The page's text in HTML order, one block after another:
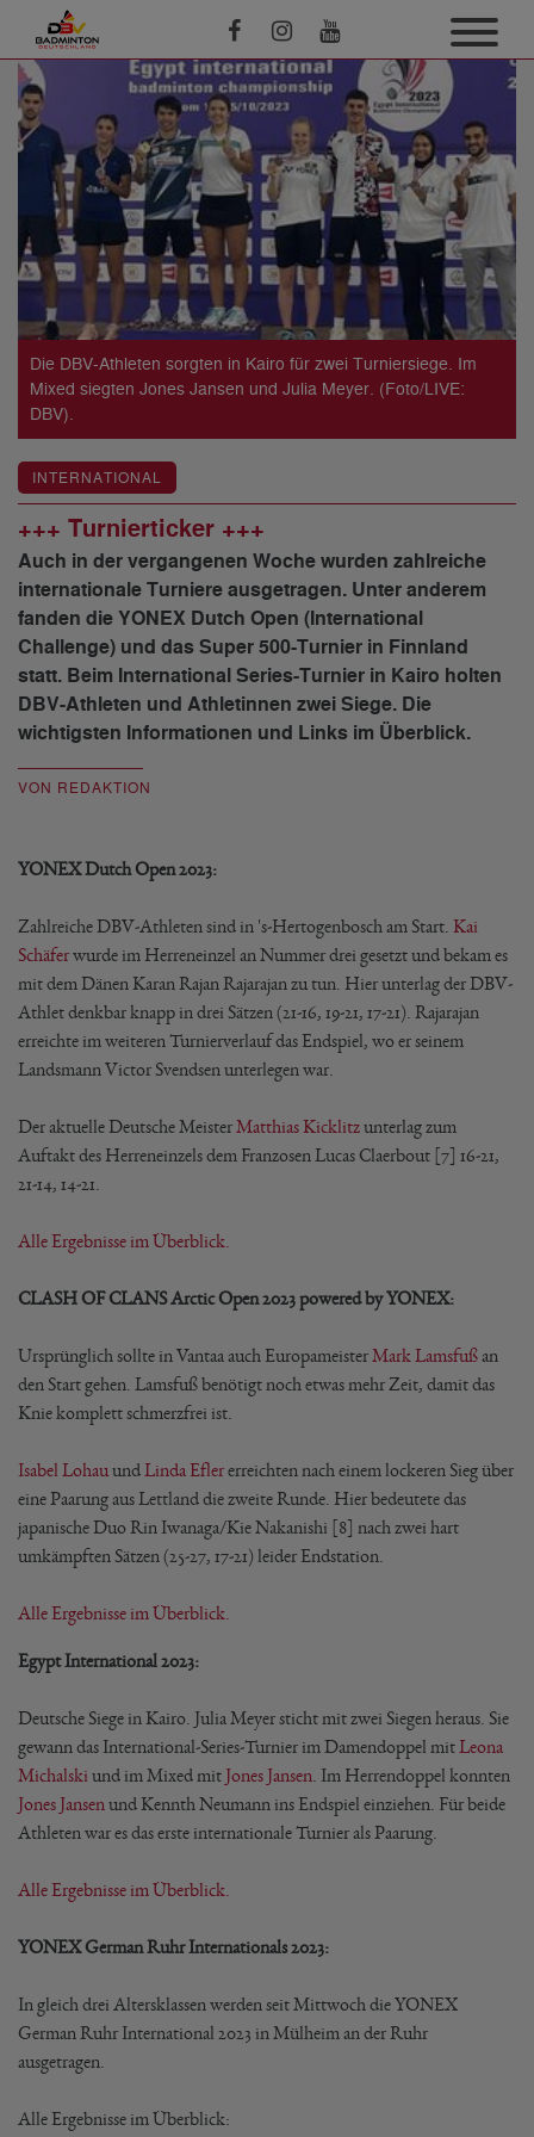
Die DBV-Athleten sorgten in Kairo für zwei Turniersiege. Im
Mixed siegten Jones Jansen und Julia Meyer. (Foto/LIVE:
DBV).
INTERNATIONAL
+++ Turnierticker +++
Auch in der vergangenen Woche wurden zahlreiche
internationale Turniere ausgetragen. Unter anderem
fanden die YONEX Dutch Open (International
Challenge) und das Super 500-Turnier in Finnland
statt. Beim International Series-Turnier in Kairo holten
DBV-Athleten und Athletinnen zwei Siege. Die
wichtigsten Informationen und Links im Überblick.
VON REDAKTION
YONEX Dutch Open 2023:
Zahlreiche DBV-Athleten sind in 's-Hertogenbosch am Start. Kai
Schäferwurde im Herreneinzel an Nummer drei gesetzt und bekam es
mit dem Dänen Karan Rajan Rajarajan zu tun. Hier unterlag der DBV-
Athlet denkbar knapp in drei Sätzen (21-16, 19-21, 17-21). Rajarajan
erreichte im weiteren Turnierverlauf das Endspiel, wo er seinem
Landsmann Victor Svendsen unterlegen war.
Der aktuelle Deutsche MeisterMatthias Kicklitzunterlag zum
Auftakt des Herreneinzels dem Franzosen Lucas Claerbout [7] 16-21,
21-14, 14-21.
Alle Ergebnisse im Überblick.
CLASH OF CLANS Arctic Open 2023 powered by YONEX:
Ursprünglich sollte in Vantaa auch EuropameisterMark Lamsfußan
den Start gehen. Lamsfuß benötigt noch etwas mehr Zeit, damit das
Knie komplett schmerzfrei ist.
Isabel Lohau und Linda Eflererreichten nach einem lockeren Sieg über
eine Paarung aus Lettland die zweite Runde. Hier bedeutete das
japanische Duo Rin Iwanaga/Kie Nakanishi [8] nach zwei hart
umkämpften Sätzen (25-27, 17-21) leider Endstation.
Alle Ergebnisse im Überblick.
Egypt International 2023:
Deutsche Siege in Kairo. Julia Meyer sticht mit zwei Siegen heraus. Sie
gewann das International-Series-Turnier im Damendoppel mit Leona
Michalski und im Mixed mit Jones Jansen . Im Herrendoppel konnten
Jones Jansen und Kennth Neumann ins Endspiel einziehen. Für beide
Athleten war es das erste internationale Turnier als Paarung.
Alle Ergebnisse im Überblick.
YONEX German Ruhr Internationals 2023:
In gleich drei Altersklassen werden seit Mittwoch die YONEX
German Ruhr International 2023 in Mülheim an der Ruhr
ausgetragen.
Alle Ergebnisse im Überblick: